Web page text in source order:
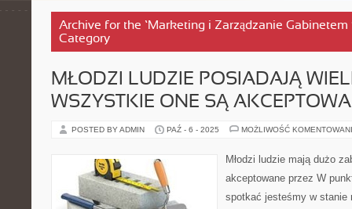
Archive for the ‘Marketing i Zarządzanie Gabinetem
Category
MŁODZI LUDZIE POSIADAJĄ
WSZYSTKIE ONE SĄ
POSTED BY ADMIN PAŹ - 6 - 2025 MOŻLIWOŚĆ
Młodzi ludzie mają dużo
akceptowane przez W
spotkać jesteśmy w stanie